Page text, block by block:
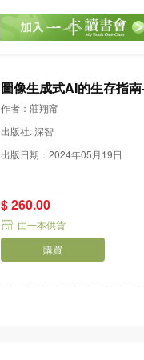
圖像生成式AI的生存指
作者：莊翔甯
出版社: 深智
出版日期：2024年05月19日
$ 260.00
由一本供貨
購買